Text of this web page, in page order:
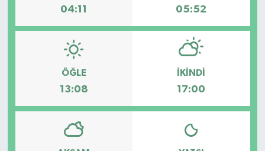
04:11 05:52
ÖĞLE
13:08
İKINDI
17:00